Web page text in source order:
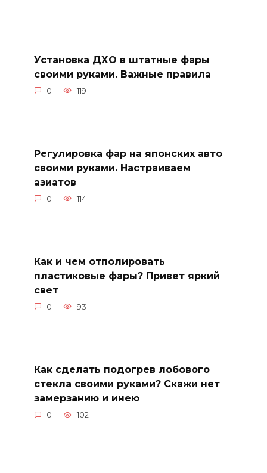
Установка ДХО в штатные фары
своими руками. Важные правила
0 119
Регулировка фар на японских авто
своими руками. Настраиваем
азиатов
0 114
Как и чем отполировать
пластиковые фары? Привет яркий
свет
0 93
Как сделать подогрев лобового
стекла своими руками? Скажи нет
замерзанию и инею
0 102